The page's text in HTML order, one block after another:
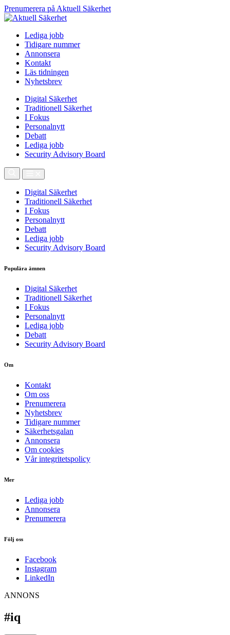
Prenumerera på Aktuell Säkerhet
Lediga jobb
Tidigare nummer
Annonsera
Kontakt
Läs tidningen
Nyhetsbrev
Digital Säkerhet
Traditionell Säkerhet
I Fokus
Personalnytt
Debatt
Lediga jobb
Security Advisory Board
Digital Säkerhet
Traditionell Säkerhet
I Fokus
Personalnytt
Debatt
Lediga jobb
Security Advisory Board
Populära ämnen
Digital Säkerhet
Traditionell Säkerhet
I Fokus
Personalnytt
Lediga jobb
Debatt
Security Advisory Board
Om
Kontakt
Om oss
Prenumerera
Nyhetsbrev
Tidigare nummer
Säkerhetsgalan
Annonsera
Om cookies
Vår integritetspolicy
Mer
Lediga jobb
Annonsera
Prenumerera
Följ oss
Facebook
Instagram
LinkedIn
ANNONS
#iq